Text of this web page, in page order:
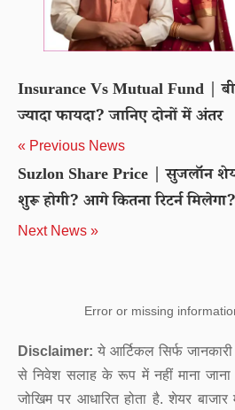
Insurance Vs Mutual Fund |
ज्यादा फायदा? जानिए दोनों में अंतर
« Previous News
Suzlon Share Price | सुजलॉन
शुरू होगी? आगे कितना रिटर्न मिलेगा?
Next News »
Error or missing
Disclaimer: ये आर्टिकल सिर्फ
से निवेश सलाह के रूप में नहीं माना जाना
जोखिम पर आधारित होता है. शेयर